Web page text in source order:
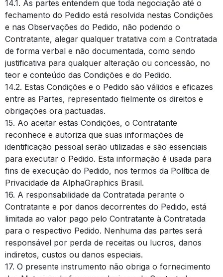
14.1. As partes entendem que toda negociação até o
fechamento do Pedido está resolvida nestas Condições
e nas Observações do Pedido, não podendo o
Contratante, alegar qualquer tratativa com a Contratada
de forma verbal e não documentada, como sendo
justificativa para qualquer alteração ou concessão, no
teor e conteúdo das Condições e do Pedido.
14.2. Estas Condições e o Pedido são válidos e eficazes
entre as Partes, representado fielmente os direitos e
obrigações ora pactuadas.
15. Ao aceitar estas Condições, o Contratante
reconhece e autoriza que suas informações de
identificação pessoal serão utilizadas e são essenciais
para executar o Pedido. Esta informação é usada para
fins de execução do Pedido, nos termos da Política de
Privacidade da AlphaGraphics Brasil.
16. A responsabilidade da Contratada perante o
Contratante e por danos decorrentes do Pedido, está
limitada ao valor pago pelo Contratante à Contratada
para o respectivo Pedido. Nenhuma das partes será
responsável por perda de receitas ou lucros, danos
indiretos, custos ou danos especiais.
17. O presente instrumento não obriga o fornecimento